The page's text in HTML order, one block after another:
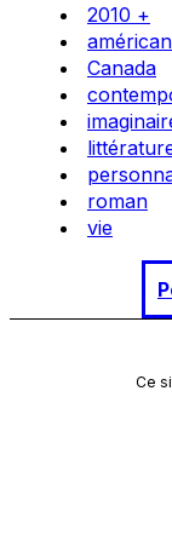
2010 +
Canada
roman
vie
Ce